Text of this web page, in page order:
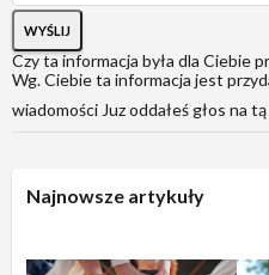
WYŚLIJ
Czy ta informacja była dla Ciebie
Wg. Ciebie ta informacja jest
wiadomości Juz oddałeś głos na
Najnowsze artykuły